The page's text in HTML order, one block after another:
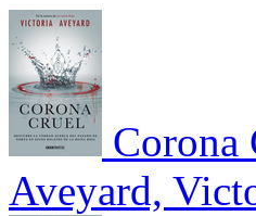
Corona
Aveyard,